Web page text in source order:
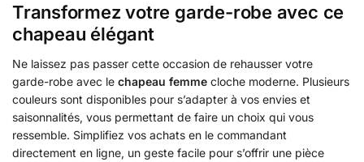
Transformez votre garde-robe avec ce
chapeau élégant
Ne laissez pas passer cette occasion de rehausser votre
garde-robe avec le chapeau femme cloche moderne. Plusieurs
couleurs sont disponibles pour s’adapter à vos envies et
saisonnalités, vous permettant de faire un choix qui vous
ressemble. Simplifiez vos achats en le commandant
directement en ligne, un geste facile pour s’offrir une pièce